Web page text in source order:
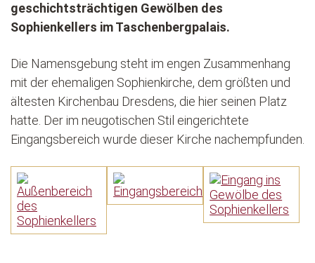
geschichtsträchtigen Gewölben des
Sophienkellers im Taschenbergpalais.
Die Namensgebung steht im engen Zusammenhang
mit der ehemaligen Sophienkirche, dem größten und
ältesten Kirchenbau Dresdens, die hier seinen Platz
hatte. Der im neugotischen Stil eingerichtete
Eingangsbereich wurde dieser Kirche nachempfunden.